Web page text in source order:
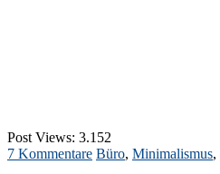
Post Views: 3.152
7 Kommentare Büro, Minimalismus,